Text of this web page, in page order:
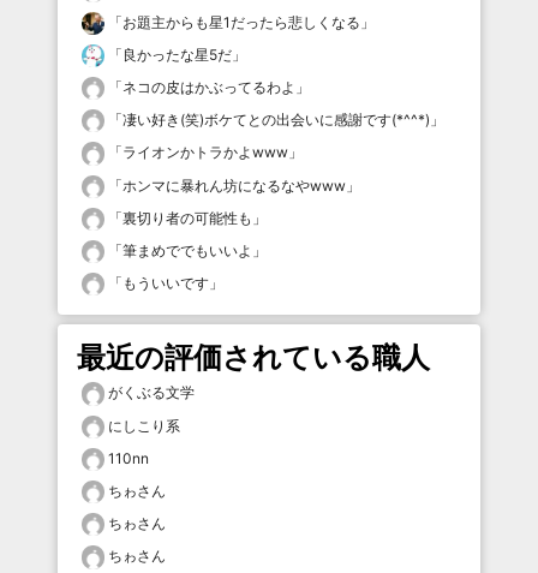
「お題主からも星1だったら悲しくなる 」
「 良かったな星5だ 」
「ネコの皮はかぶってるわよ 」
「凄い好き(笑)ボケてとの出会いに感謝です(*^^*) 」
「ライオンかトラかよwww 」
「ホンマに暴れん坊になるなやwww 」
「裏切り者の可能性も 」
「筆まめででもいいよ 」
「 もういいです 」
最近の評価されている職人
がくぶる文学
にしこり系
110nn
ちゎさん
ちゎさん
ちゎさん